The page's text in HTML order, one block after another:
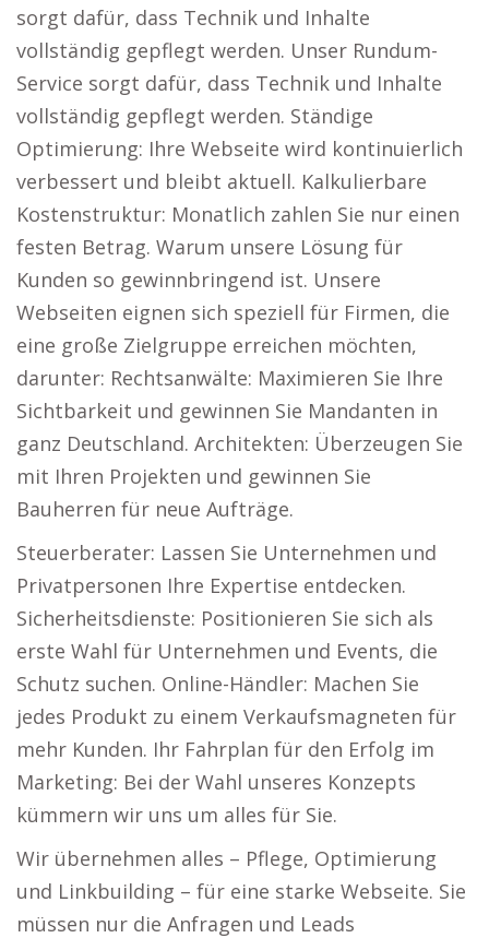
sorgt dafür, dass Technik und Inhalte
vollständig gepflegt werden. Unser Rundum-
Service sorgt dafür, dass Technik und Inhalte
vollständig gepflegt werden. Ständige
Optimierung: Ihre Webseite wird kontinuierlich
verbessert und bleibt aktuell. Kalkulierbare
Kostenstruktur: Monatlich zahlen Sie nur einen
festen Betrag. Warum unsere Lösung für
Kunden so gewinnbringend ist. Unsere
Webseiten eignen sich speziell für Firmen, die
eine große Zielgruppe erreichen möchten,
darunter: Rechtsanwälte: Maximieren Sie Ihre
Sichtbarkeit und gewinnen Sie Mandanten in
ganz Deutschland. Architekten: Überzeugen Sie
mit Ihren Projekten und gewinnen Sie
Bauherren für neue Aufträge.
Steuerberater: Lassen Sie Unternehmen und
Privatpersonen Ihre Expertise entdecken.
Sicherheitsdienste: Positionieren Sie sich als
erste Wahl für Unternehmen und Events, die
Schutz suchen. Online-Händler: Machen Sie
jedes Produkt zu einem Verkaufsmagneten für
mehr Kunden. Ihr Fahrplan für den Erfolg im
Marketing: Bei der Wahl unseres Konzepts
kümmern wir uns um alles für Sie.
Wir übernehmen alles – Pflege, Optimierung
und Linkbuilding – für eine starke Webseite. Sie
müssen nur die Anfragen und Leads